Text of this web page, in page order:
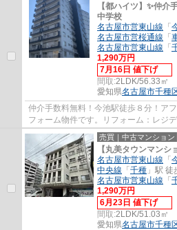
【都ハイツ】✨️仲介
中学校
名古屋市営東山線 「
名古屋市営桜通線 「
名古屋市営東山線 「
1,290万円
7月16日 値下げ
間取:2LDK/56.33㎡
愛知県名古屋市千種
仲介手数料無料！今池駅徒歩８分！ア
フォーム物件です。リフォーム：レジ
店 分譲主：野松建設㈱
売買｜中古マンション
【丸美タウンマンシ
名古屋市営東山線 「
中央線 「 千種 」駅
名古屋市営東山線 「
1,290万円
6月23日 値下げ
間取:2LDK/51.03㎡
愛知県名古屋市千種